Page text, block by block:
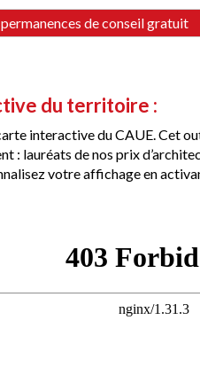
de conseil gratuit
du territoire :
interactive du CAUE. Cet
: lauréats de nos prix
votre affichage en